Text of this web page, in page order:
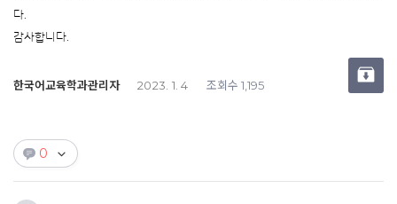
다.
감사합니다.
한국어교육학과관리자 2023. 1. 4 조회수 1,195
0